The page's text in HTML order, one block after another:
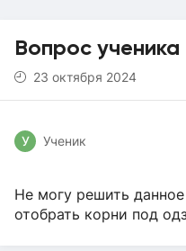
Вопрос ученика
23 октября 2024
У Ученик
Не могу решить
отобрать корни под